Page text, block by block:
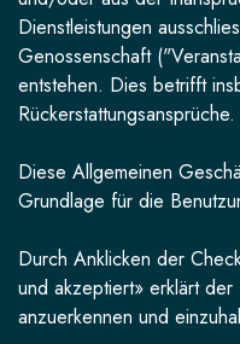
Dienstleistungen
Genossenschaft
entstehen. Dies betrifft
Rückerstattungsansprüche.
Diese Allgemeinen
Grundlage für die
Durch Anklicken der
und akzeptiert» erklärt
anzuerkennen und